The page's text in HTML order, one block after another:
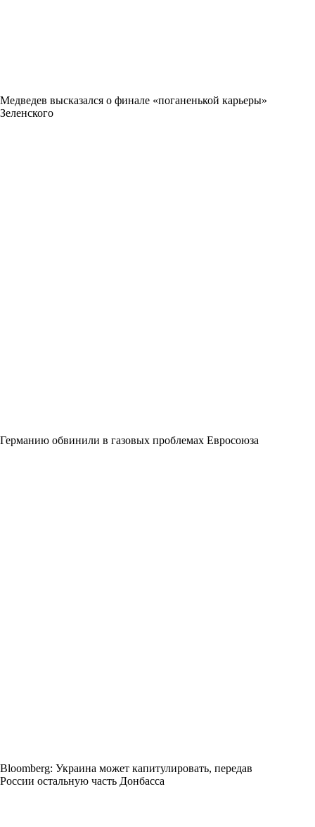
Медведев высказался о финале «поганенькой карьеры»
Зеленского
Германию обвинили в газовых проблемах Евросоюза
Bloomberg: Украина может капитулировать, передав
России остальную часть Донбасса